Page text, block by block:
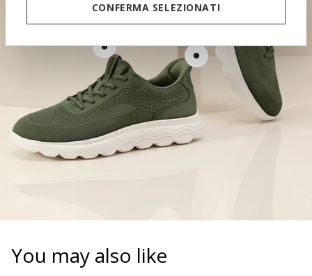
CONFERMA SELEZIONATI
CONTOURED TONGUE
You may also like